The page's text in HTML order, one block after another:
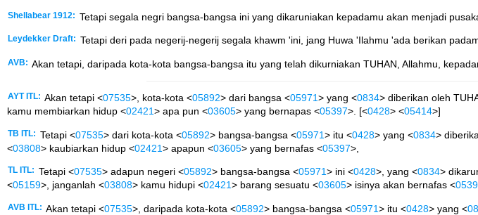
Shellabear 1912: Tetapi segala negri bangsa-bangsa ini yang dikaruniakan kepadamu akan menjadi
Leydekker Draft: Tetapi deri pada negerij-negerij segala khawm 'ini, jang Huwa 'Ilahmu 'ada berikan
AVB: Akan tetapi, daripada kota-kota bangsa-bangsa itu yang telah dikurniakan TUHAN, Allahmu,
AYT ITL: Akan tetapi <07535>, kota-kota <05892> dari bangsa <05971> yang <0834> diberikan oleh
kamu membiarkan hidup <02421> apa pun <03605> yang bernapas <05397>. [<0428> <05414>]
TB ITL: Tetapi <07535> dari kota-kota <05892> bangsa-bangsa <05971> itu <0428> yang <0834>
<03808> kaubiarkan hidup <02421> apapun <03605> yang bernafas <05397>,
TL ITL: Tetapi <07535> adapun negeri <05892> bangsa-bangsa <05971> ini <0428>, yang <0834>
<05159>, janganlah <03808> kamu hidupi <02421> barang sesuatu <03605> isinya akan bernafas <
AVB ITL: Akan tetapi <07535>, daripada kota-kota <05892> bangsa-bangsa <05971> itu <0428> yang <